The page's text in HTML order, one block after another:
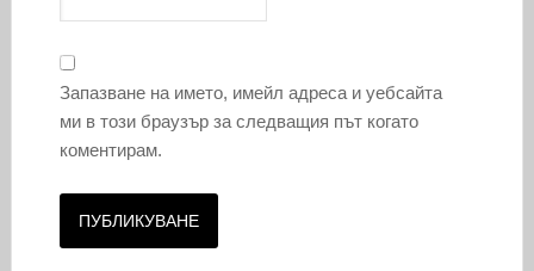
Запазване на името, имейл адреса и уебсайта
ми в този браузър за следващия път когато
коментирам.